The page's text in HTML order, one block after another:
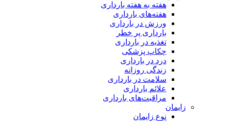
هفته‌ به هفته بارداری
هفته‌های بارداری
ورزش در بارداری
بارداری پر خطر
تغذیه در بارداری
چکاپ پزشکی
درد در بارداری
زندگی روزانه
سلامت در بارداری
علائم بارداری
مراقبت‌های بارداری
زایمان
نوع زایمان